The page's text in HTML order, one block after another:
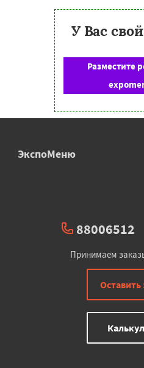
У Вас
Разместите
ЭкспоМеню
88006512
Принимаем
Оставить